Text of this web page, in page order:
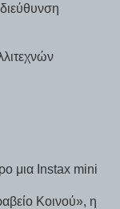
μια Instax mini
Κοινού», η